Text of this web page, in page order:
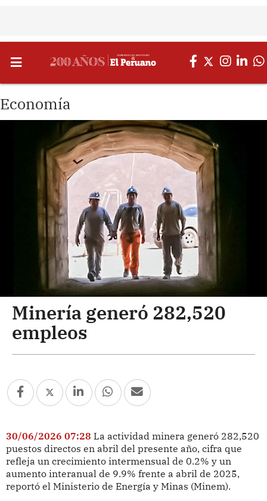
Economía
Minería generó 282,520
empleos
30/06/2026 07:28 La actividad minera generó 282,520
puestos directos en abril del presente año, cifra que
refleja un crecimiento intermensual de 0.2% y un
aumento interanual de 9.9% frente a abril de 2025,
reportó el Ministerio de Energía y Minas (Minem).